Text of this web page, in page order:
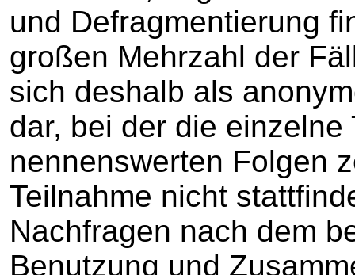
und Defragmentierung
großen Mehrzahl der
sich deshalb als
dar, bei der die einzelne
nennenswerten Folgen
Teilnahme nicht
Nachfragen nach dem
Benutzung und